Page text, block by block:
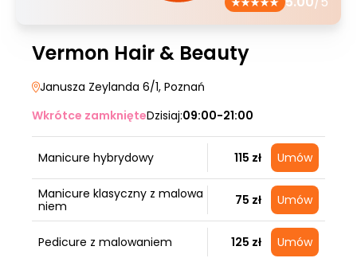
Vermon Hair & Beauty
Janusza Zeylanda 6/1, Poznań
Wkrótce zamknięteDzisiaj:09:00-21:00
Manicure hybrydowy 115 zł Umów
Manicure klasyczny z malowa
niem
75 zł Umów
Pedicure z malowaniem 125 zł Umów